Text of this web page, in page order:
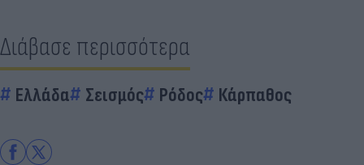
Διάβασε περισσότερα
Ελλάδα Σεισμός Ρόδος Κάρπαθος